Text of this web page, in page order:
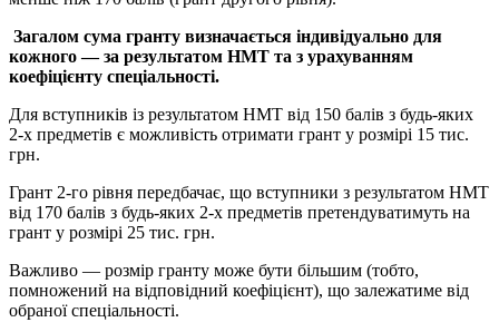
Загалом сума гранту визначається індивідуально для
кожного — за результатом НМТ та з урахуванням
коефіцієнту спеціальності.
Для вступників із результатом НМТ від 150 балів з будь-яких
2-х предметів є можливість отримати грант у розмірі 15 тис.
грн.
Грант 2-го рівня передбачає, що вступники з результатом НМТ
від 170 балів з будь-яких 2-х предметів претендуватимуть на
грант у розмірі 25 тис. грн.
Важливо — розмір гранту може бути більшим (тобто,
помножений на відповідний коефіцієнт), що залежатиме від
обраної спеціальності.